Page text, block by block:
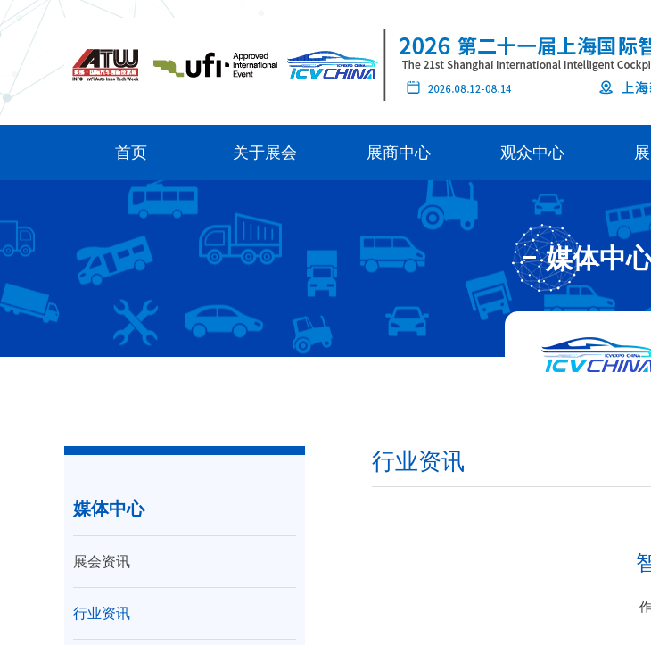
首页 关于展会 展商中心 观众中心
媒体中
媒体中心
展会资讯
行业资讯
行业资讯